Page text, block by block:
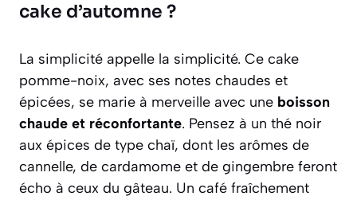
cake d’automne ?
La simplicité appelle la simplicité. Ce cake
pomme-noix, avec ses notes chaudes et
épicées, se marie à merveille avec une boisson
chaude et réconfortante. Pensez à un thé noir
aux épices de type chaï, dont les arômes de
cannelle, de cardamome et de gingembre feront
écho à ceux du gâteau. Un café fraîchement